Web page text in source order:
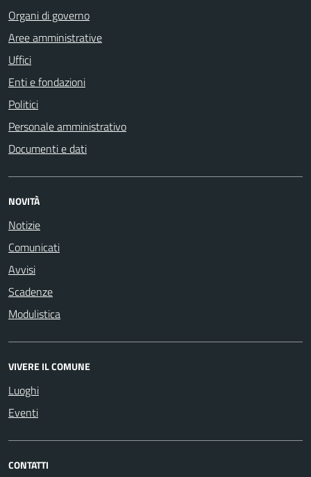
Organi di governo
Aree amministrative
Uffici
Enti e fondazioni
Politici
Personale amministrativo
Documenti e dati
NOVITÀ
Notizie
Comunicati
Avvisi
Scadenze
Modulistica
VIVERE IL COMUNE
Luoghi
Eventi
CONTATTI